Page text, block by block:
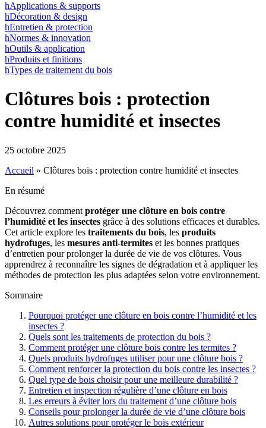
hApplications & supports
hDécoration & design
hEntretien & protection
hNormes & innovation
hOutils & application
hProduits et finitions
hTypes de traitement du bois
Clôtures bois : protection
contre humidité et insectes
25 octobre 2025
Accueil » Clôtures bois : protection contre humidité et insectes
En résumé
Découvrez comment protéger une clôture en bois contre
l’humidité et les insectes grâce à des solutions efficaces et durables.
Cet article explore les traitements du bois, les produits
hydrofuges, les mesures anti-termites et les bonnes pratiques
d’entretien pour prolonger la durée de vie de vos clôtures. Vous
apprendrez à reconnaître les signes de dégradation et à appliquer les
méthodes de protection les plus adaptées selon votre environnement.
Sommaire
Pourquoi protéger une clôture en bois contre l’humidité et les
insectes ?
Quels sont les traitements de protection du bois ?
Comment protéger une clôture bois contre les termites ?
Quels produits hydrofuges utiliser pour une clôture bois ?
Comment renforcer la protection du bois contre les insectes ?
Quel type de bois choisir pour une meilleure durabilité ?
Entretien et inspection régulière d’une clôture en bois
Les erreurs à éviter lors du traitement d’une clôture bois
Conseils pour prolonger la durée de vie d’une clôture bois
Autres solutions pour protéger le bois extérieur